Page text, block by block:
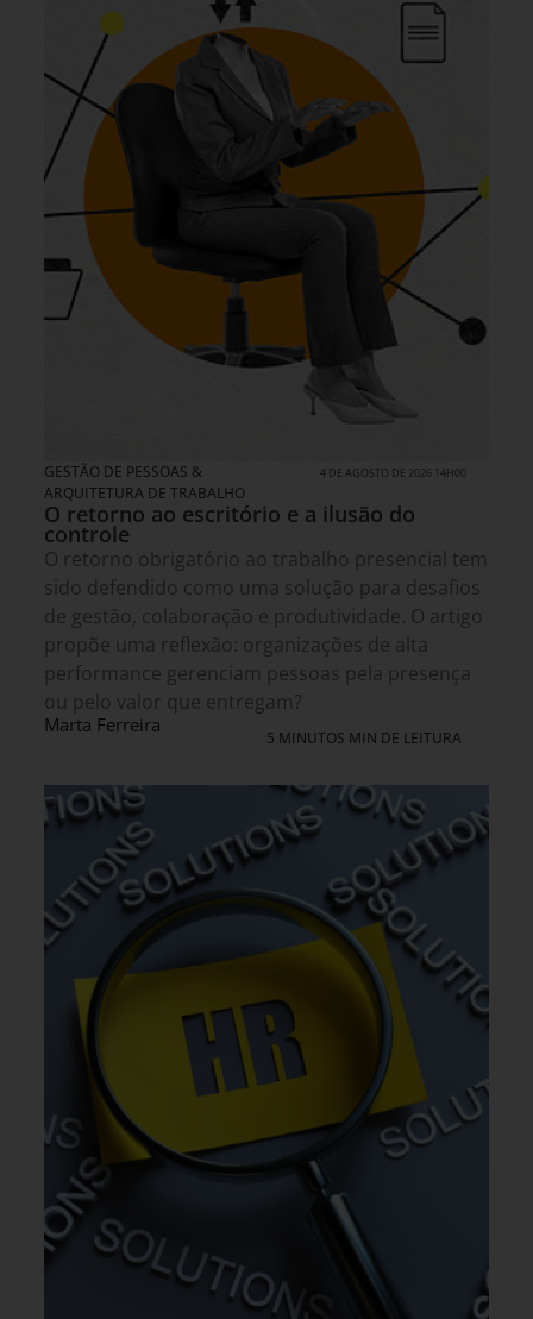
GESTÃO DE PESSOAS &
ARQUITETURA DE TRABALHO
4 DE AGOSTO DE 2026 14H00
O retorno ao escritório e a ilusão do
controle
O retorno obrigatório ao trabalho presencial tem
sido defendido como uma solução para desafios
de gestão, colaboração e produtividade. O artigo
propõe uma reflexão: organizações de alta
performance gerenciam pessoas pela presença
ou pelo valor que entregam?
Marta Ferreira
5 MINUTOS MIN DE LEITURA